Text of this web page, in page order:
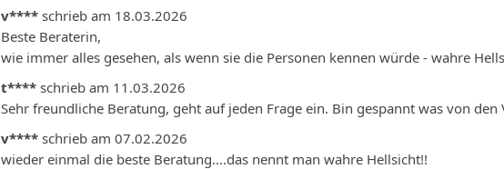
v**** schrieb am 18.03.2026
Beste Beraterin,
wie immer alles gesehen, als wenn sie die Personen kennen würde - wahre
t**** schrieb am 11.03.2026
Sehr freundliche Beratung, geht auf jeden Frage ein. Bin gespannt was von
v**** schrieb am 07.02.2026
wieder einmal die beste Beratung....das nennt man wahre Hellsicht!!